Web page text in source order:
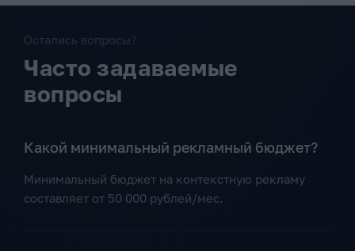
Остались вопросы?
Часто задаваемые
вопросы
Какой минимальный рекламный бюджет?
Минимальный бюджет на контекстную рекламу
составляет от 50 000 рублей/мес.